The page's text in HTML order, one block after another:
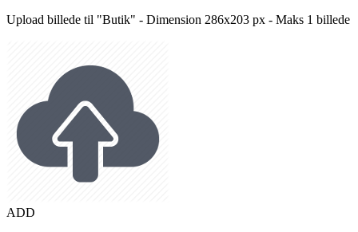
Upload billede til "Butik" - Dimension 286x203 px - Maks 1 billede
ADD